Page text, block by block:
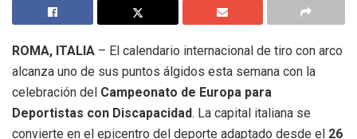
ROMA, ITALIA – El calendario internacional de tiro con arco
alcanza uno de sus puntos álgidos esta semana con la
celebración del Campeonato de Europa para
Deportistas con Discapacidad. La capital italiana se
convierte en el epicentro del deporte adaptado desde el 26